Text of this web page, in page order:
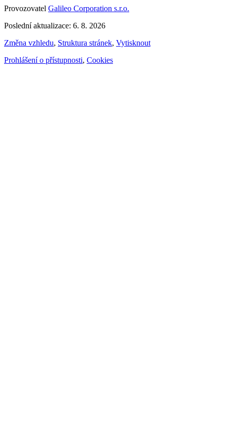
Provozovatel Galileo Corporation s.r.o.
Poslední aktualizace: 6. 8. 2026
Změna vzhledu, Struktura stránek, Vytisknout
Prohlášení o přístupnosti, Cookies